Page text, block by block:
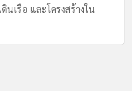
นเรือ และโครงสร้างใน